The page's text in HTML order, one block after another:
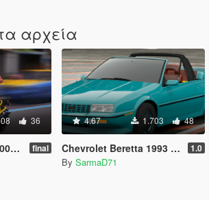
αρχεία
36
final
4.67 1.703 48
Chevrolet Beretta 1993 Indy 500 Pace Car [Add-On / FiveM] 1.0
By SarmaD71